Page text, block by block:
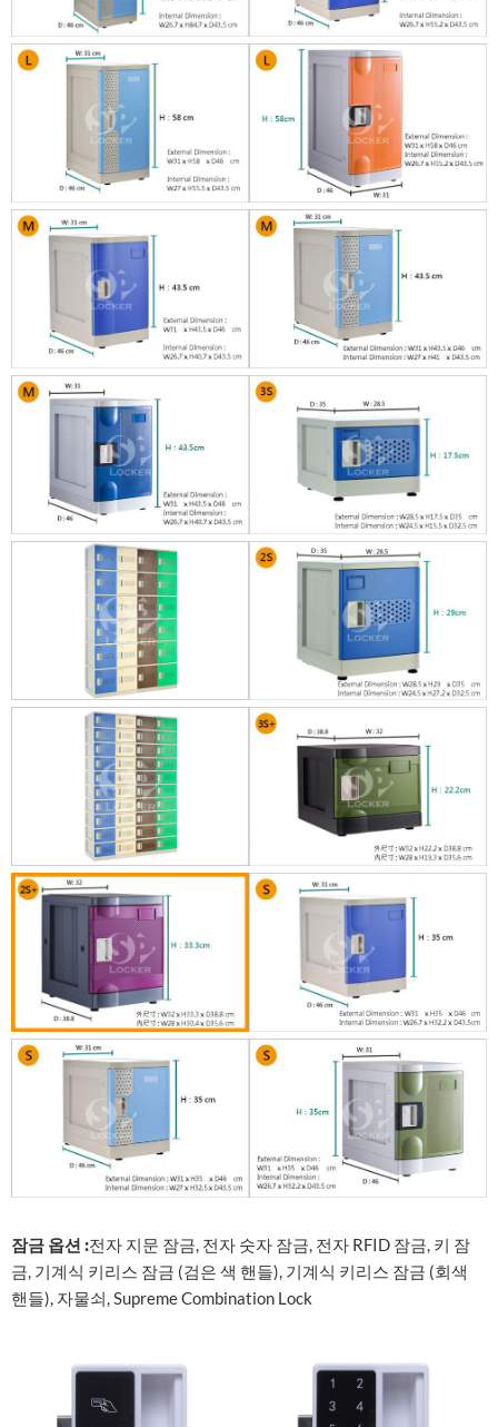
잠금 옵션 :전자 지문 잠금, 전자 숫자 잠금, 전자 RFID 잠금, 키 잠
금, 기계식 키리스 잠금 (검은 색 핸들), 기계식 키리스 잠금 (회색
핸들), 자물쇠, Supreme Combination Lock